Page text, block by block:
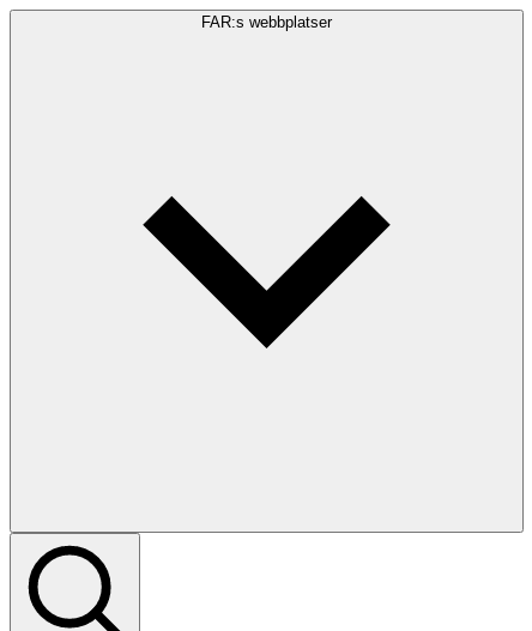
FAR:s webbplatser